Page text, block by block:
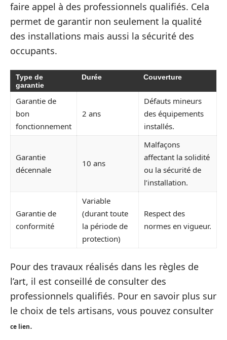
faire appel à des professionnels qualifiés. Cela
permet de garantir non seulement la qualité
des installations mais aussi la sécurité des
occupants.
Type de
garantie
Durée Couverture
Garantie de
bon
fonctionnement
2 ans
Défauts mineurs
des équipements
installés.
Garantie
décennale
10 ans
Malfaçons
affectant la solidité
ou la sécurité de
l’installation.
Garantie de
conformité
Variable
(durant toute
la période de
protection)
Respect des
normes en vigueur.
Pour des travaux réalisés dans les règles de
l’art, il est conseillé de consulter des
professionnels qualifiés. Pour en savoir plus sur
le choix de tels artisans, vous pouvez consulter
ce lien.